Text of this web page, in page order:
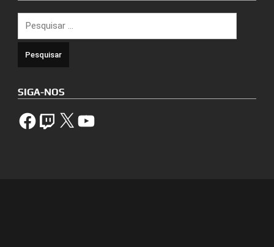
por:
SIGA-NOS
FacebookTwitch X YouTube